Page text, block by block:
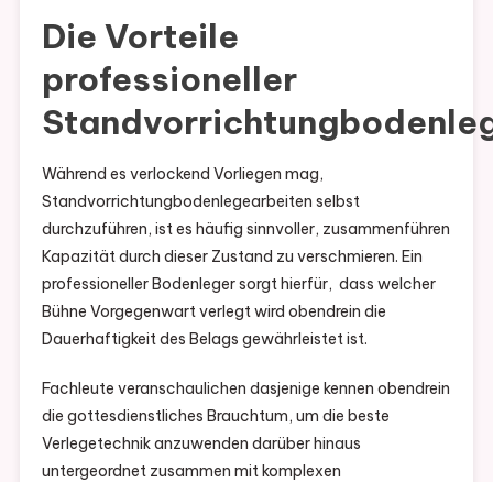
Die Vorteile
professioneller
Während es verlockend Vorliegen mag,
Standvorrichtungbodenlegearbeiten selbst
durchzuführen, ist es häufig sinnvoller, zusammenführen
Kapazität durch dieser Zustand zu verschmieren. Ein
professioneller Bodenleger sorgt hierfür, dass welcher
Bühne Vorgegenwart verlegt wird obendrein die
Dauerhaftigkeit des Belags gewährleistet ist.
Fachleute veranschaulichen dasjenige kennen obendrein
die gottesdienstliches Brauchtum, um die beste
Verlegetechnik anzuwenden darüber hinaus
untergeordnet zusammen mit komplexen